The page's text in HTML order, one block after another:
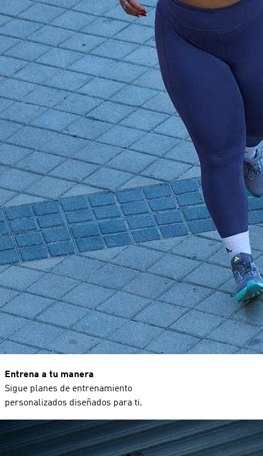
Entrena a tu manera
Sigue planes de entrenamiento
personalizados diseñados para ti.